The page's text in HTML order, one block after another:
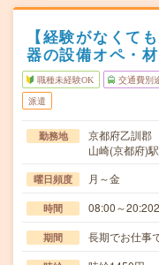
【経験がなくて
器の設備オペ・
職種未経験OK 交通費別
派遣
勤務地
京都府乙訓郡
山崎(京都府)
曜日頻度 月～金
時間 08:00～
期間 長期でお仕事